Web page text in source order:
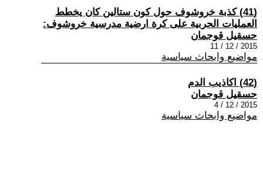
(41) كذبة خروشوف حول كون ستالين كان يخطط
العمليات الحربية على كرة ارضية مدرسية خروشوف:
حسقيل قوجمان
2015 / 12 / 11
مواضيع وابحاث سياسية
(42) اكاذيب الدم
حسقيل قوجمان
2015 / 12 / 4
مواضيع وابحاث سياسية